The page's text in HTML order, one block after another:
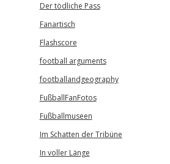
Der tödliche Pass
Fanartisch
Flashscore
football arguments
footballandgeography
FußballFanFotos
Fußballmuseen
Im Schatten der Tribüne
In voller Länge